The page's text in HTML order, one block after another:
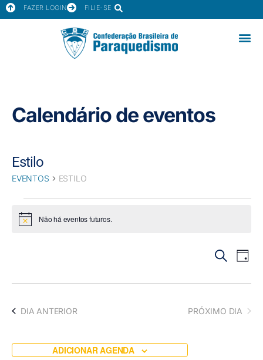
FAZER LOGIN FILIE-SE
Calendário de eventos
Estilo
EVENTOS ESTILO
Notice Não há eventos futuros.
de
PROCURAR
EVENTOS
do
DIA
DIA ANTERIOR PRÓXIMO DIA
ADICIONAR AGENDA